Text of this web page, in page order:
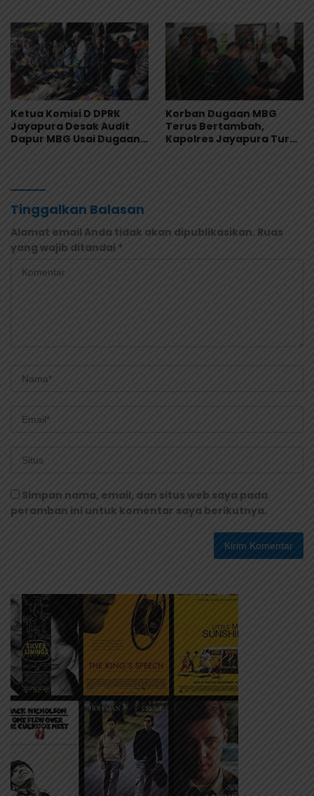
Masyarakat Adat
Ketua Komisi D DPRK
Jayapura Desak Audit
Dapur MBG Usai Dugaan
Korban Dugaan MBG
Terus Bertambah,
Kapolres Jayapura Turun
Tinggalkan Balasan
Alamat email Anda tidak akan dipublikasikan. Ruas
yang wajib ditandai *
Simpan nama, email, dan situs web saya pada
peramban ini untuk komentar saya berikutnya.